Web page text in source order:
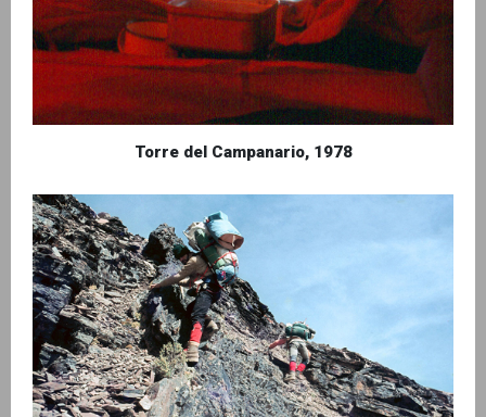
Torre del Campanario, 1978